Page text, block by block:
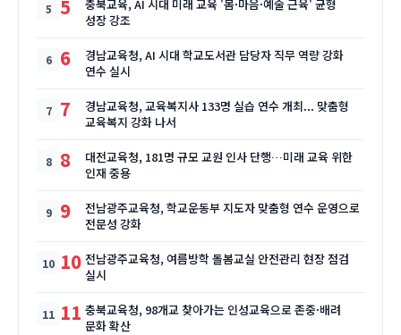
5
충북교육, AI 시대 미래 교육 '몸·마음·예술 근육' 균형
성장 강조
6
경남교육청, AI 시대 학교도서관 담당자 직무 역량 강화
연수 실시
7
경남교육청, 교육복지사 133명 실습 연수 개최... 맞춤형
교육복지 강화 나서
8
대전교육청, 181명 규모 교원 인사 단행…미래 교육 위한
인재 중용
9
전남광주교육청, 학교운동부 지도자 맞춤형 연수 운영으로
전문성 강화
10 전남광주교육청, 여름방학 돌봄교실 안전관리 현장 점검
실시
11 충북교육청, 98개교 찾아가는 인성교육으로 존중·배려
문화 확산